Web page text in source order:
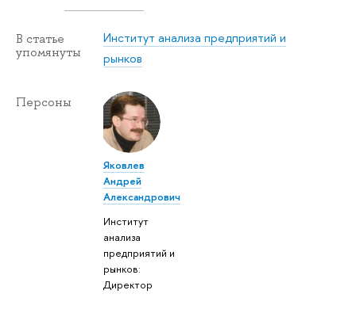
В статье
упомянуты
Институт анализа предприятий и
рынков
Персоны
Яковлев
Андрей
Александрович
Институт
анализа
предприятий и
рынков:
Директор